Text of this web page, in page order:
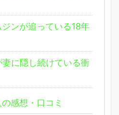
ンが追っている18年
に隠し続けている衝
感想・口コミ